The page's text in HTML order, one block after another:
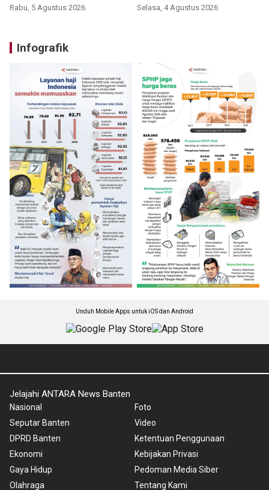
Rabu, 5 Agustus 2026 Selasa, 4 Agustus 2026
Infografik
Unduh Mobile Apps untuk iOS dan Android
Jelajahi ANTARA News Banten
Nasional
Seputar Banten
DPRD Banten
Ekonomi
Gaya Hidup
Olahraga
Foto
Video
Ketentuan Penggunaan
Kebijakan Privasi
Pedoman Media Siber
Tentang Kami